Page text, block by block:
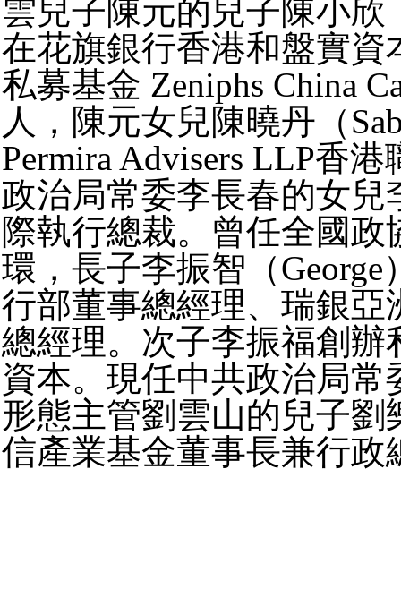
雲兒子陳元的兒子陳小欣
在花旗銀行香港和盤實資
私募基金 Zeniphs China
人，陳元女兒陳曉丹（
Permira Advisers LLP香
政治局常委李長春的女兒
際執行總裁。曾任全國政
環，長子李振智（George
行部董事總經理、瑞銀亞
總經理。次子李振福創辦
資本。現任中共政治局常
形態主管劉雲山的兒子劉
信產業基金董事長兼行政